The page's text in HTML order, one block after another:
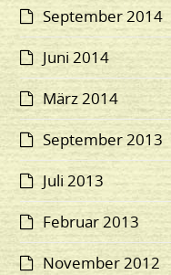
September 2014
Juni 2014
März 2014
September 2013
Juli 2013
Februar 2013
November 2012